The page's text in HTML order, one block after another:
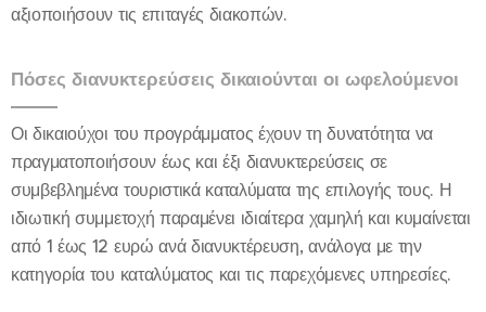
αξιοποιήσουν τις επιταγές διακοπών.
Πόσες διανυκτερεύσεις δικαιούνται οι ωφελούμενοι
Οι δικαιούχοι του προγράμματος έχουν τη δυνατότητα να
πραγματοποιήσουν έως και έξι διανυκτερεύσεις σε
συμβεβλημένα τουριστικά καταλύματα της επιλογής τους. Η
ιδιωτική συμμετοχή παραμένει ιδιαίτερα χαμηλή και κυμαίνεται
από 1 έως 12 ευρώ ανά διανυκτέρευση, ανάλογα με την
κατηγορία του καταλύματος και τις παρεχόμενες υπηρεσίες.